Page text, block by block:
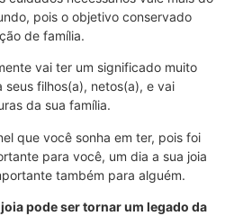
pois o objetivo conservado
de família.
vai ter um significado muito
filhos(a), netos(a), e vai
da sua família.
que você sonha em ter, pois foi
para você, um dia a sua joia
também para alguém.
pode ser tornar um legado da